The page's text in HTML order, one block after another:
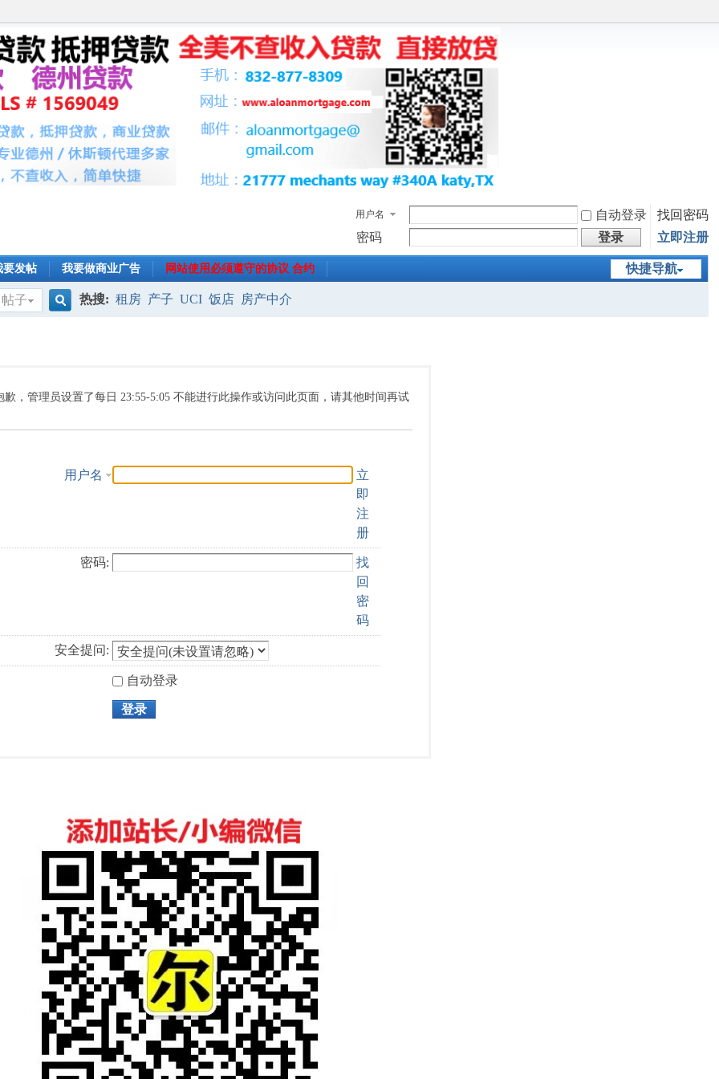
用户名 自动登录
找回密码
密码
登录 立即注册
快捷导航
要发帖 我要做商业广告 网站使用必须遵守的协议 合约
帖子
索
热搜: 租房 产子 UCI 饭店 房产中介
歉，管理员设置了每日 23:55-5:05 不能进行此操作或访问此页面，请其他时间再试
用户名
立
即
注
册
密码:
找
回
密
码
安全提问:
自动登录
登录